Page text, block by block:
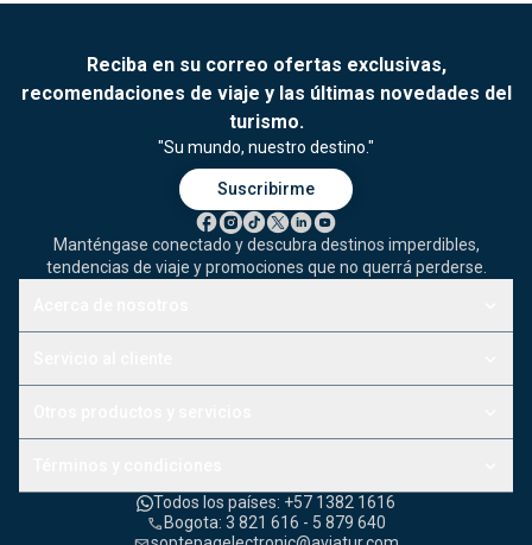
Reciba en su correo ofertas exclusivas,
recomendaciones de viaje y las últimas novedades del
turismo.
"Su mundo, nuestro destino."
Suscribirme
Manténgase conectado y descubra destinos imperdibles,
tendencias de viaje y promociones que no querrá perderse.
Todos los países: +57 1382 1616
call Bogota: 3 821 616 - 5 879 640